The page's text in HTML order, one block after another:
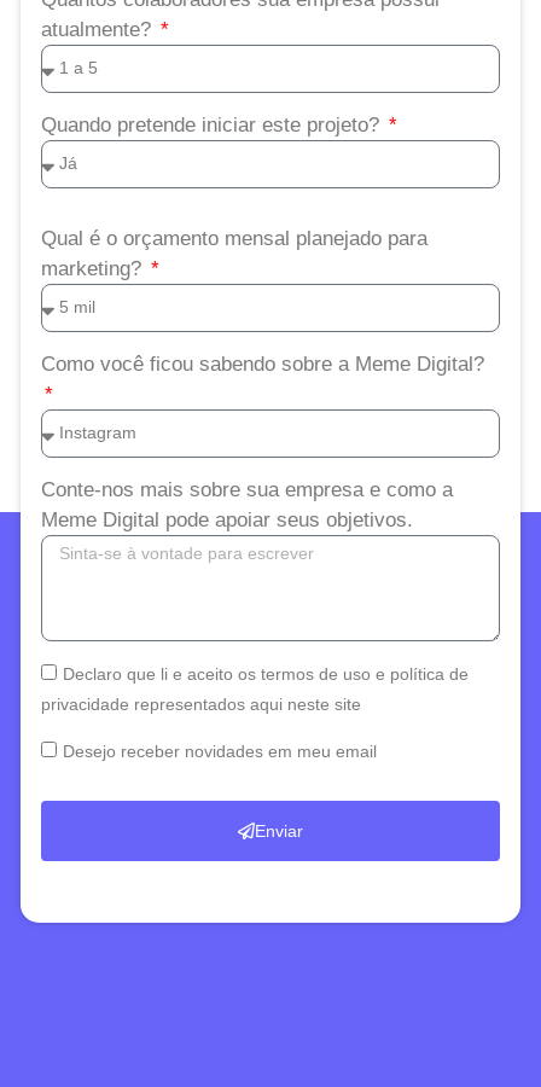
atualmente?
Quando pretende iniciar este projeto?
Qual é o orçamento mensal planejado para
marketing?
Como você ficou sabendo sobre a Meme Digital?
Conte-nos mais sobre sua empresa e como a
Meme Digital pode apoiar seus objetivos.
Declaro que li e aceito os termos de uso e política de
privacidade representados aqui neste site
Desejo receber novidades em meu email
Enviar